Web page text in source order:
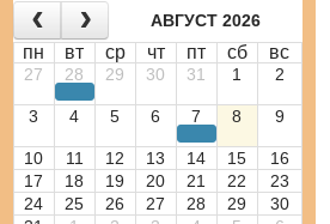
АВГУСТ 2026
пн вт ср чт пт сб вс
27 28 29 30 31 1 2
3 4 5 6 7 8 9
10 11 12 13 14 15
16
17
18 19 20 21 22
23
24
25 26 27 28 29
30